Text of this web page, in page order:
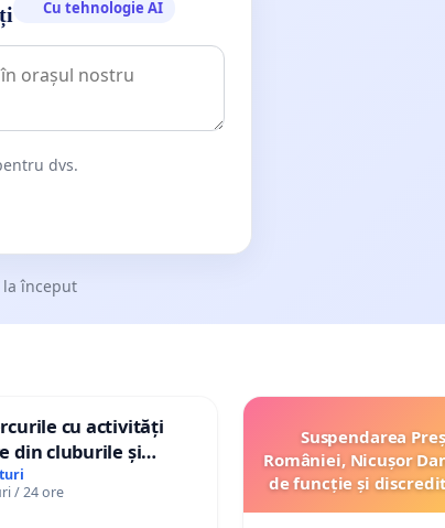
Cu tehnologie AI
dvs.
început
cu activități
din cluburile și
/ 24 ore
Suspendarea
României, Nicușor
de funcție și